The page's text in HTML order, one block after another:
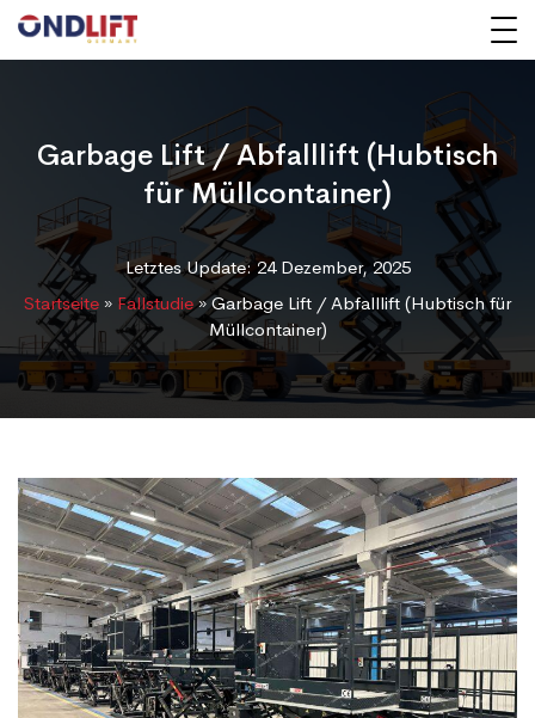
Garbage Lift / Abfalllift (Hubtisch
für Müllcontainer)
Letztes Update: 24 Dezember, 2025
Startseite » Fallstudie»Garbage Lift / Abfalllift (Hubtisch für
Müllcontainer)